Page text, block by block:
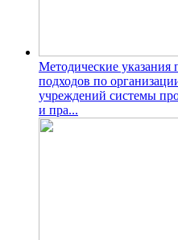
Методические указания
подходов по
учреждений системы
и пра...